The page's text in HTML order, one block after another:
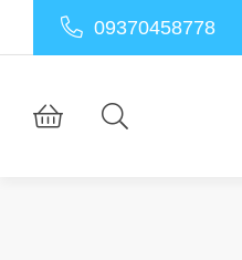
09370458778